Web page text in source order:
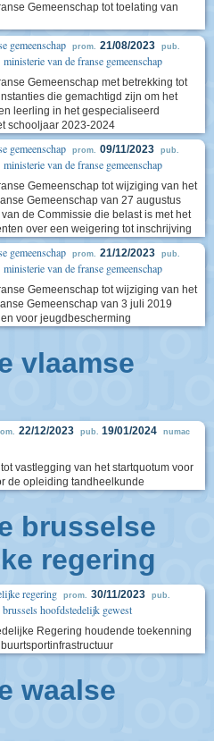
Gemeenschap tot toelating van
gemeenschap prom. 21/08/2023 pub.
ministerie van de franse gemeenschap
Gemeenschap met betrekking tot
die gemachtigd zijn om het
leerling in het gespecialiseerd
schooljaar 2023-2024
gemeenschap prom. 09/11/2023 pub.
ministerie van de franse gemeenschap
Gemeenschap tot wijziging van het
Gemeenschap van 27 augustus
de Commissie die belast is met het
over een weigering tot inschrijving
gemeenschap prom. 21/12/2023 pub.
ministerie van de franse gemeenschap
Gemeenschap tot wijziging van het
Gemeenschap van 3 juli 2019
voor jeugdbescherming
vlaamse
22/12/2023 pub. 19/01/2024 numac
vastlegging van het startquotum voor
de opleiding tandheelkunde
brusselse
regering
regering prom. 30/11/2023 pub.
brussels hoofdstedelijk gewest
Regering houdende toekenning
waalse